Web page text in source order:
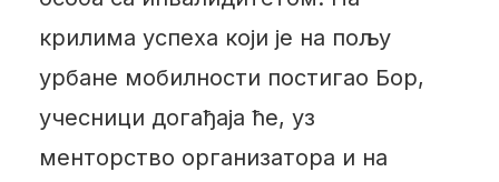
крилима успеха који је на пољу
урбане мобилности постигао Бор,
учесници догађаја ће, уз
менторство организатора и на